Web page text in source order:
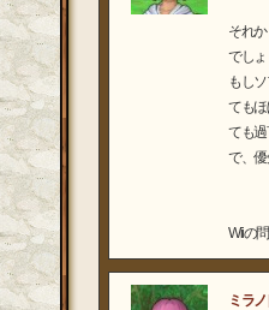
それ
でし
もし
ても
ても
で、
Wiiの
ミラノ